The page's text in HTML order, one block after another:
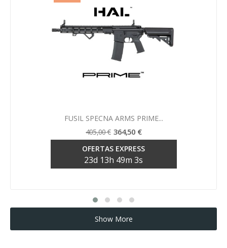
Vista rápida
FUSIL SPECNA ARMS PRIME...
405,00 € 364,50 €
OFERTAS EXPRESS
23d 13h 49m 2s
Show More